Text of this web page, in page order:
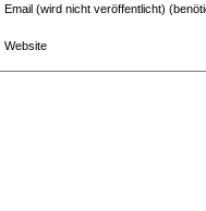
Email (wird nicht veröffentlicht)
Website